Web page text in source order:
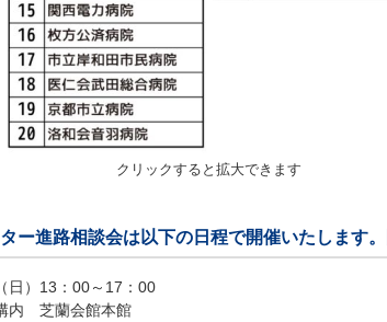
クリックすると拡大できます
ー進路相談会は以下の日程で開催いたします。
日）13：00～17：00
内 芝蘭会館本館